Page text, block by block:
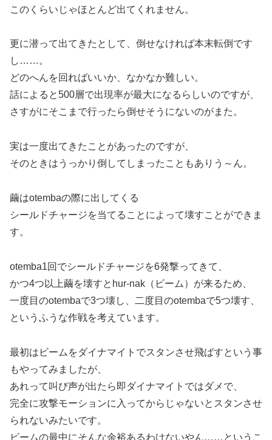
このくらいじゃほとんど出てくれません。
更に潜って出てきたとして、倒せなければ本末転倒です
し……。
どのへんを回ればいいか、なかなか難しい。
話によると500層で出現率が最大になるらしいのですが、
さすがにそこまで行ったら倒せそうにないのがまた。
実は一度出てきたことがあったのですが、
そのときはうっかり倒してしまったこともありう～ん。
繭はotembaの際に出してくる
シールドチャージを当てることによって壊すことができま
す。
otemba1回でシールドチャージを6発撃ってきて、
かつ4つ以上繭を壊すとhur-nak（ビーム）が来るため、
一度目のotembaで3つ壊し、二度目のotembaで5つ壊す、
というふうな作戦を考えています。
最初はビームをダイナマイトでスタンさせ飛ばすという事
もやってみましたが、
あれって叫び声が出たら即ダイナマイトではダメで、
完全に攻撃モーションに入ってからじゃないとスタンさせ
られないみたいです。
ビームの最中にそんな余裕あるわけないやん……というこ